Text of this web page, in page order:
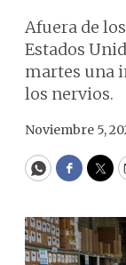
Afuera de
Estados
martes una
los nervios.
Noviembre 5,
WhatsApp